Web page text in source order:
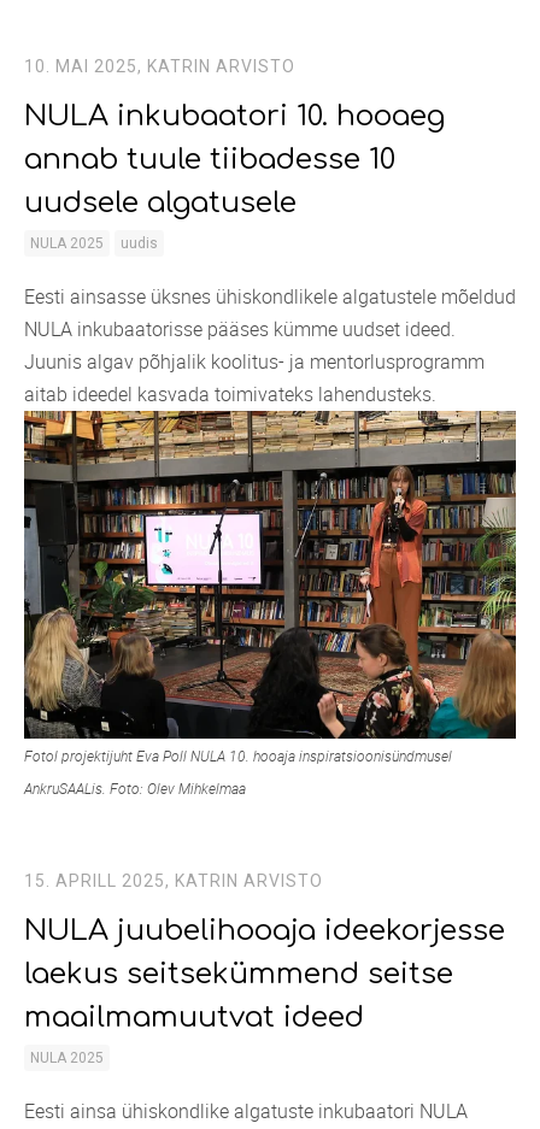
10. MAI 2025, KATRIN ARVISTO
NULA inkubaatori 10. hooaeg
annab tuule tiibadesse 10
uudsele algatusele
NULA 2025 uudis
Eesti ainsasse üksnes ühiskondlikele algatustele mõeldud
NULA inkubaatorisse pääses kümme uudset ideed.
Juunis algav põhjalik koolitus- ja mentorlusprogramm
aitab ideedel kasvada toimivateks lahendusteks.
Fotol projektijuht Eva Poll NULA 10. hooaja inspiratsioonisündmusel
AnkruSAALis. Foto: Olev Mihkelmaa
15. APRILL 2025, KATRIN ARVISTO
NULA juubelihooaja ideekorjesse
laekus seitsekümmend seitse
maailmamuutvat ideed
NULA 2025
Eesti ainsa ühiskondlike algatuste inkubaatori NULA